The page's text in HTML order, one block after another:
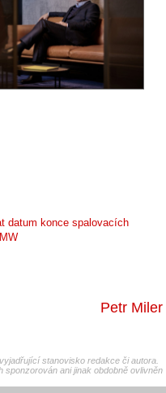
datum konce spalovacích
Petr Miler
stanovisko redakce či autora.
ani jinak obdobně ovlivněn